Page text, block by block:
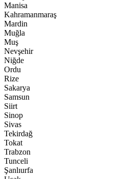
Manisa
Kahramanmaraş
Mardin
Muğla
Muş
Nevşehir
Niğde
Ordu
Rize
Sakarya
Samsun
Siirt
Sinop
Sivas
Tekirdağ
Tokat
Trabzon
Tunceli
Şanlıurfa